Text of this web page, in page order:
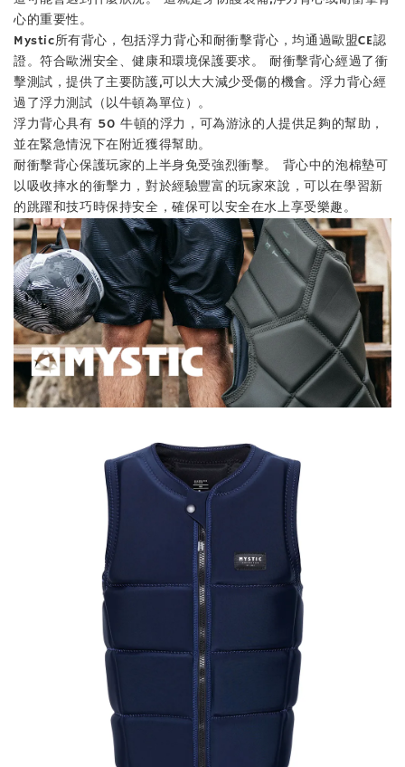
加入購物車
心的重要性。
Mystic所有背心，包括浮力背心和耐衝擊背心，均通過歐盟CE認
證。符合歐洲安全、健康和環境保護要求。 耐衝擊背心經過了衝
擊測試，提供了主要防護,可以大大減少受傷的機會。浮力背心經
過了浮力測試（以牛頓為單位）。
浮力背心具有 50 牛頓的浮力，可為游泳的人提供足夠的幫助，
並在緊急情況下在附近獲得幫助。
耐衝擊背心保護玩家的上半身免受強烈衝擊。 背心中的泡棉墊可
以吸收摔水的衝擊力，對於經驗豐富的玩家來說，可以在學習新
的跳躍和技巧時保持安全，確保可以安全在水上享受樂趣。